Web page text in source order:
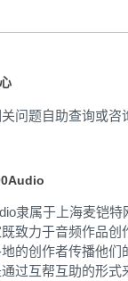
问题自助查询或咨
隶属于上海麦铠特
致力于音频作品创
的创作者传播他们
过互帮互助的形式